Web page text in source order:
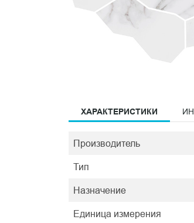
ХАРАКТЕРИСТИКИ
Производитель
Тип
Назначение
Единица измерения